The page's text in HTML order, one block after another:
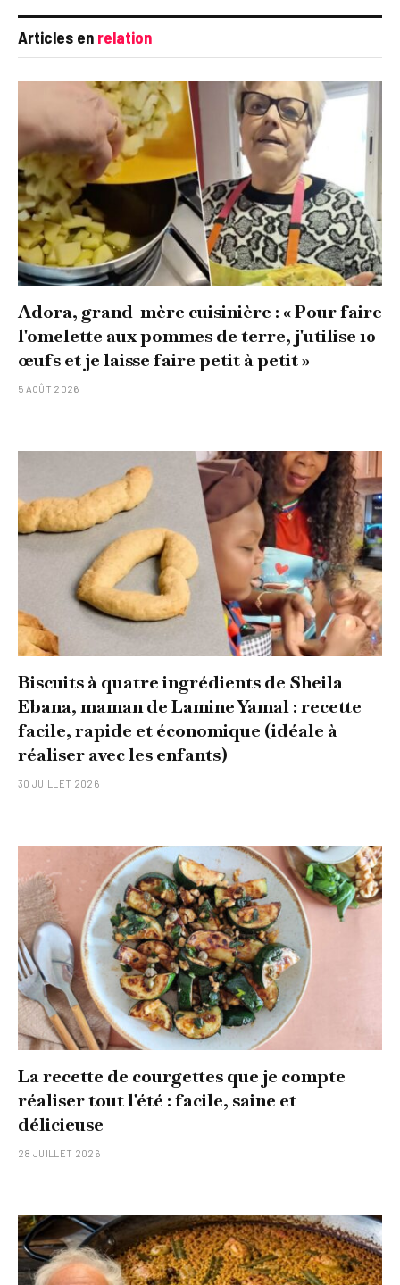
Articles en relation
Adora, grand-mère cuisinière : « Pour faire
l'omelette aux pommes de terre, j'utilise 10
œufs et je laisse faire petit à petit »
5 AOÛT 2026
Biscuits à quatre ingrédients de Sheila
Ebana, maman de Lamine Yamal : recette
facile, rapide et économique (idéale à
réaliser avec les enfants)
30 JUILLET 2026
La recette de courgettes que je compte
réaliser tout l'été : facile, saine et
délicieuse
28 JUILLET 2026